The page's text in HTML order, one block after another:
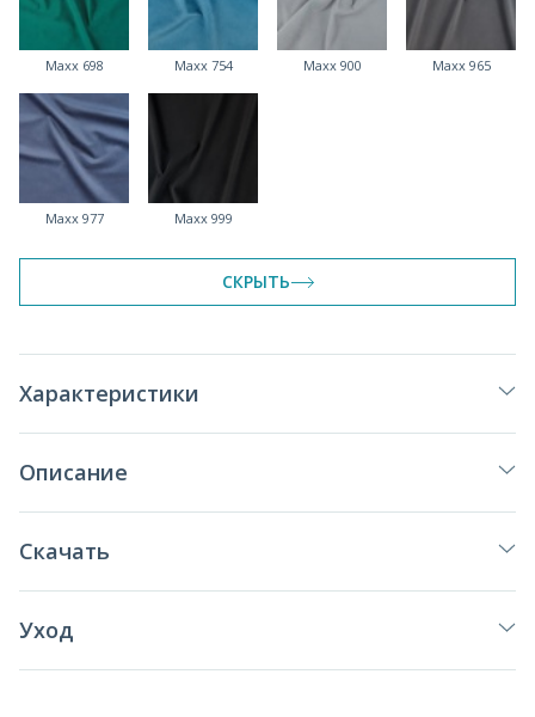
Maxx 698 Maxx 754 Maxx 900 Maxx 965
Maxx 977 Maxx 999
СКРЫТЬ
Характеристики
Описание
Скачать
Уход